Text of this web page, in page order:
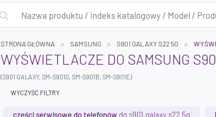
STRONA GŁÓWNA SAMSUNG S901 GALAXY S22 5G
WYŚWIETLACZE DO SAMSUNG
(S901 GALAXY, SM-S9010, SM-S901B, SM-S901E)
WYCZYŚĆ FILTRY
części serwisowe do telefonów do s901 galaxy s22 5g